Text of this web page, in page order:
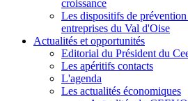
croissance
Les dispositifs de
entreprises du Val d'Oise
Actualités et opportunités
Editorial du Président du
Les apéritifs contacts
L'agenda
Les actualités économiques